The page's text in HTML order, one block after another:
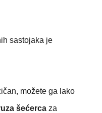
sastojaka je
možete ga lako
šećercaza